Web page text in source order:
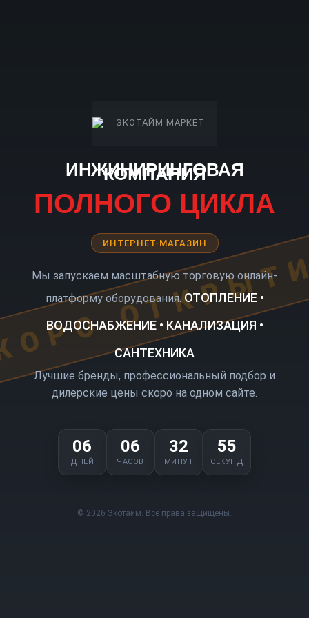
ИНЖИНИРИНГОВАЯ
КОМПАНИЯ
ПОЛНОГО ЦИКЛА
ИНТЕРНЕТ-МАГАЗИН
Мы запускаем масштабную торговую онлайн-
платформу оборудования. ОТОПЛЕНИЕ •
ВОДОСНАБЖЕНИЕ • КАНАЛИЗАЦИЯ •
САНТЕХНИКА
Лучшие бренды, профессиональный подбор и
дилерские цены скоро на одном сайте.
06
ДНЕЙ
06
ЧАСОВ
32
МИНУТ
55
СЕКУНД
© 2026 Экотайм. Все права защищены.